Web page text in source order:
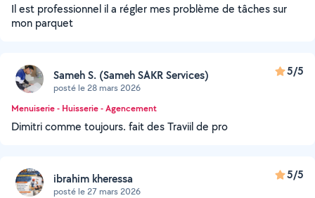
Il est professionnel il a régler mes problème de tâches sur
mon parquet
Sameh S. (Sameh SAKR Services)
posté le 28 mars 2026
5/5
Menuiserie - Huisserie - Agencement
Dimitri comme toujours. fait des Traviil de pro
ibrahim kheressa
posté le 27 mars 2026
5/5